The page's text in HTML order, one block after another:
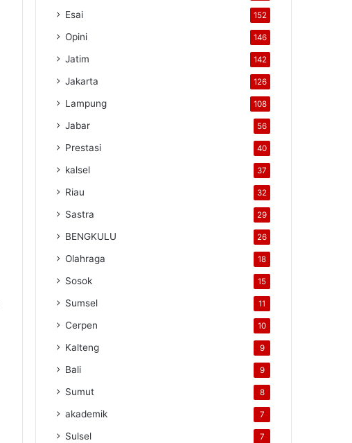
Esai 152
Opini 146
Jatim 142
Jakarta 126
Lampung 108
Jabar 56
Prestasi 40
kalsel 37
Riau 32
Sastra 29
BENGKULU 26
Olahraga 18
Sosok 15
Sumsel 11
Cerpen 10
Kalteng 9
Bali 9
Sumut 8
akademik 7
Sulsel 7